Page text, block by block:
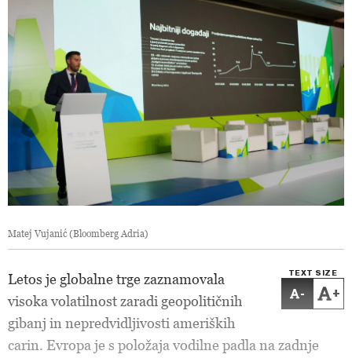
Matej Vujanić (Bloomberg Adria)
TEXT SIZE
- +
Letos je globalne trge zaznamovala
visoka volatilnost zaradi geopolitičnih
gibanj in nepredvidljivosti ameriških
carin. Evropa je s položaja vodilne padla na zadnje